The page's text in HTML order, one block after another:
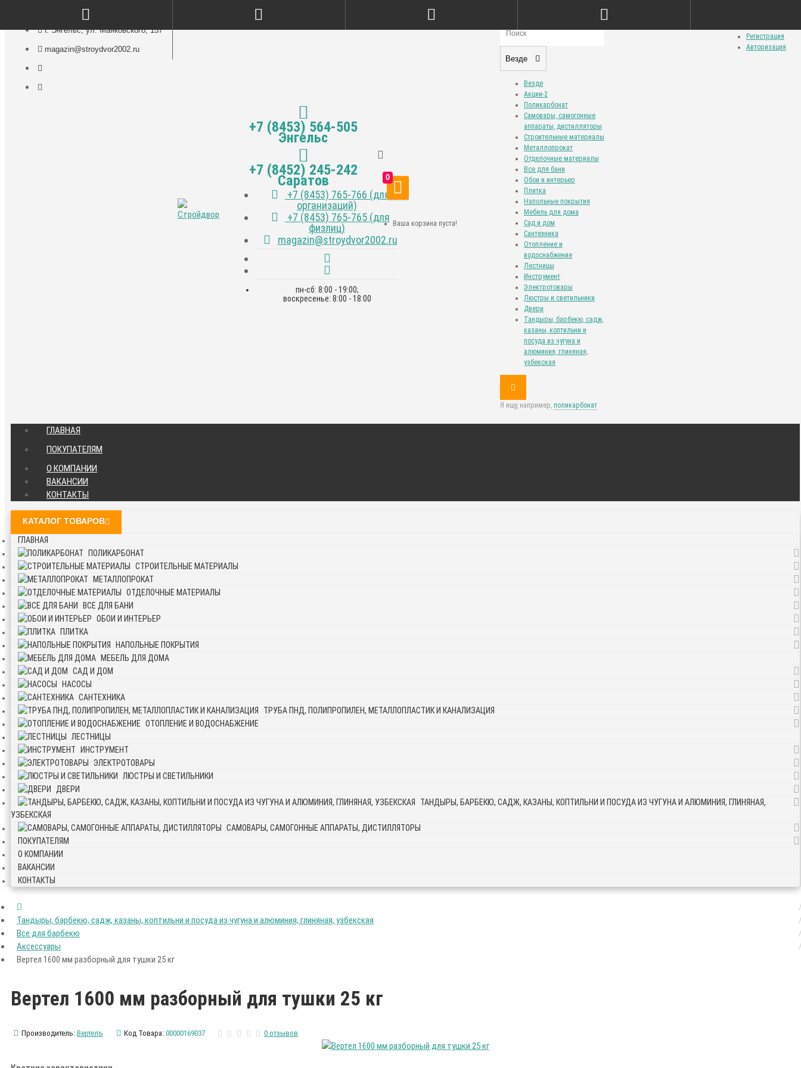
г. Энгельс, ул. Маяковского, 157
magazin@stroydvor2002.ru
Регистрация
Авторизация
Сравнение товаров (0)
+7 (8453) 564-505
Энгельс
+7 (8452) 245-242
Саратов
+7 (8453) 765-766 (для
организаций)
+7 (8453) 765-765 (для
физлиц)
magazin@stroydvor2002.ru
пн-сб: 8:00 - 19:00;
воскресенье: 8:00 - 18:00
0
Ваша корзина пуста!
Везде
Везде
Акции-2
Поликарбонат
Самовары, самогонные
аппараты, дистилляторы
Строительные материалы
Металлопрокат
Отделочные материалы
Все для бани
Обои и интерьер
Плитка
Напольные покрытия
Мебель для дома
Сад и дом
Сантехника
Отопление и
водоснабжение
Лестницы
Инструмент
Электротовары
Люстры и светильники
Двери
Тандыры, барбекю, садж,
казаны, коптильни и
посуда из чугуна и
алюминия, глиняная,
узбекская
Я ищу, например, поликарбонат
ГЛАВНАЯ
ПОКУПАТЕЛЯМ
О КОМПАНИИ
ВАКАНСИИ
КОНТАКТЫ
КАТАЛОГ ТОВАРОВ
ГЛАВНАЯ
ПОЛИКАРБОНАТ
СТРОИТЕЛЬНЫЕ МАТЕРИАЛЫ
МЕТАЛЛОПРОКАТ
ОТДЕЛОЧНЫЕ МАТЕРИАЛЫ
ВСЕ ДЛЯ БАНИ
ОБОИ И ИНТЕРЬЕР
ПЛИТКА
НАПОЛЬНЫЕ ПОКРЫТИЯ
МЕБЕЛЬ ДЛЯ ДОМА
САД И ДОМ
НАСОСЫ
САНТЕХНИКА
ТРУБА ПНД, ПОЛИПРОПИЛЕН, МЕТАЛЛОПЛАСТИК И КАНАЛИЗАЦИЯ
ОТОПЛЕНИЕ И ВОДОСНАБЖЕНИЕ
ЛЕСТНИЦЫ
ИНСТРУМЕНТ
ЭЛЕКТРОТОВАРЫ
ЛЮСТРЫ И СВЕТИЛЬНИКИ
ДВЕРИ
ТАНДЫРЫ, БАРБЕКЮ, САДЖ, КАЗАНЫ, КОПТИЛЬНИ И ПОСУДА ИЗ ЧУГУНА И АЛЮМИНИЯ, ГЛИНЯНАЯ,
УЗБЕКСКАЯ
САМОВАРЫ, САМОГОННЫЕ АППАРАТЫ, ДИСТИЛЛЯТОРЫ
ПОКУПАТЕЛЯМ
О КОМПАНИИ
ВАКАНСИИ
КОНТАКТЫ
Тандыры, барбекю, садж, казаны, коптильни и посуда из чугуна и алюминия, глиняная, узбекская
Все для барбекю
Аксессуары
Вертел 1600 мм разборный для тушки 25 кг
Вертел 1600 мм разборный для тушки 25 кг
Производитель: Вертелъ Код Товара: 00000169037 0 отзывов